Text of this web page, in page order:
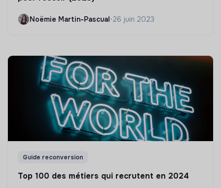
Noëmie Martin-Pascual•26 juin 2023
Guide reconversion
Top 100 des métiers qui recrutent en 2024